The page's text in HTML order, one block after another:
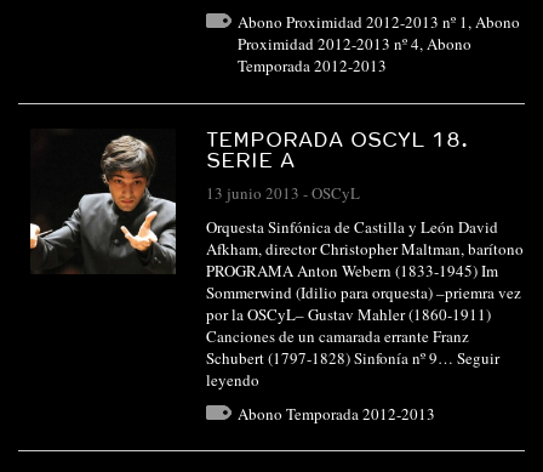
Abono Proximidad 2012-2013 nº 1,Abono
Proximidad 2012-2013 nº 4,Abono
Temporada 2012-2013
TEMPORADA OSCYL 18.
SERIE A
13 junio 2013 -OSCyL
Orquesta Sinfónica de Castilla y León David
Afkham, director Christopher Maltman, barítono
PROGRAMA Anton Webern (1833-1945) Im
Sommerwind (Idilio para orquesta) –priemra vez
por la OSCyL– Gustav Mahler (1860-1911)
Canciones de un camarada errante Franz
Schubert (1797-1828) Sinfonía nº 9… Seguir
leyendo
Abono Temporada 2012-2013